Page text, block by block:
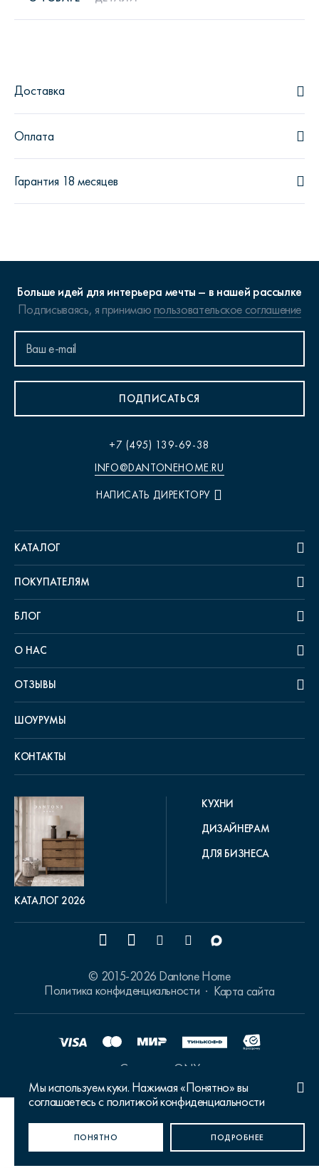
ДА, ВЕРНО НЕТ, ИЗМЕНИТЬ
Доставка
Оплата
Гарантия 18 месяцев
Мы используем куки. Нажимая «Понятно» вы
соглашаетесь с политикой конфиденциальности
ПОНЯТНО ПОДРОБНЕЕ
Больше идей для интерьера мечты – в нашей рассылке
Подписываясь, я принимаюпользовательское соглашение
ПОДПИСАТЬСЯ
+7 (495) 139-69-38
INFO@DANTONEHOME.RU
НАПИСАТЬ ДИРЕКТОРУ
КАТАЛОГ
ПОКУПАТЕЛЯМ
БЛОГ
О НАС
ОТЗЫВЫ
ШОУРУМЫ
КОНТАКТЫ
КАТАЛОГ 2026
КУХНИ
ДИЗАЙНЕРАМ
ДЛЯ БИЗНЕСА
© 2015-2026 Dantone Home
Политика конфиденциальности
Карта сайта
Сделано в ONY